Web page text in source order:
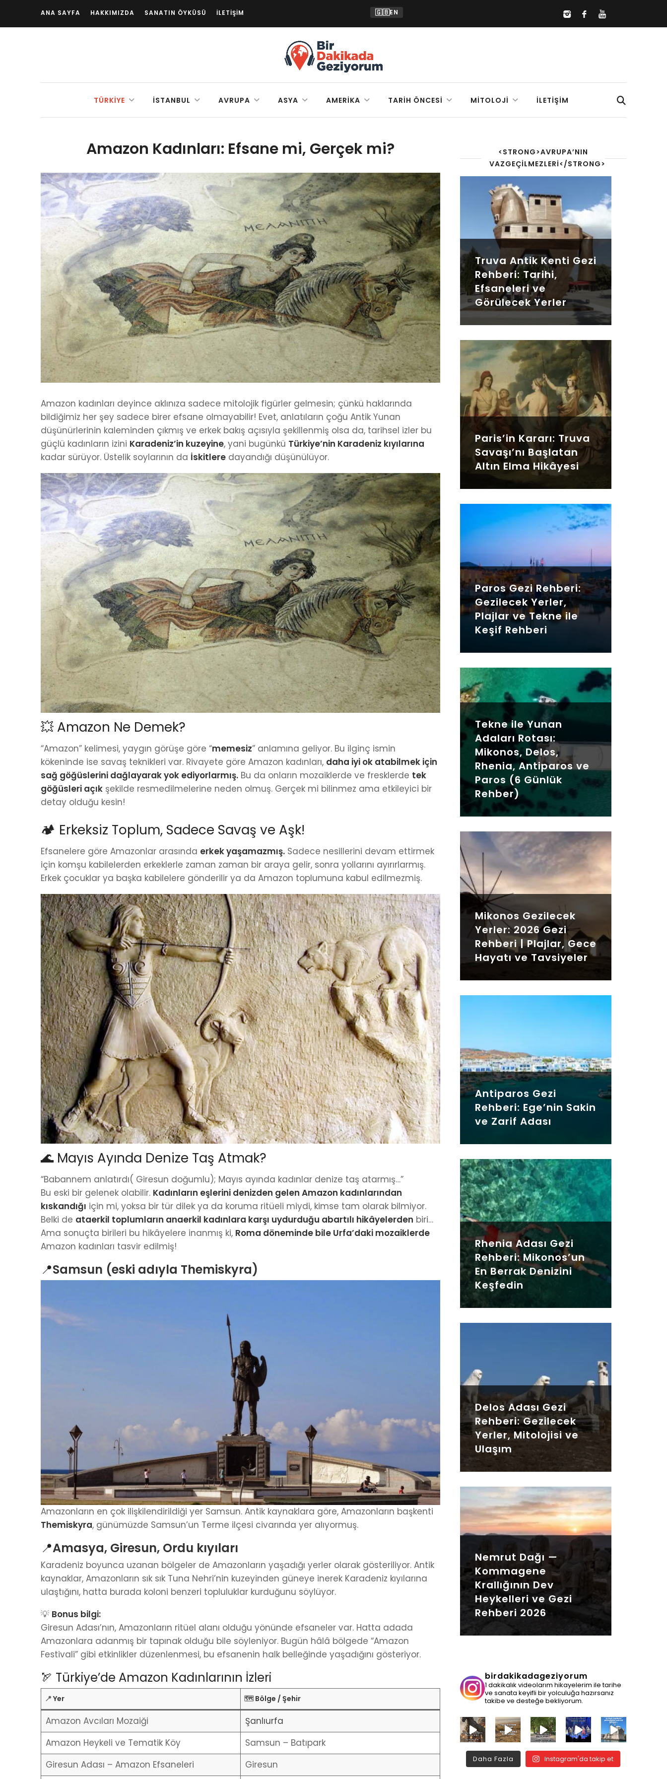
ANA SAYFA HAKKIMIZDA SANATIN ÖYKÜSÜ İLETIŞIM 🇬🇧EN
TÜRKIYE İSTANBUL AVRUPA ASYA AMERIKA TARIH ÖNCESI MITOLOJI İLETIŞIM
Amazon Kadınları: Efsane mi, Gerçek mi?
Amazon kadınları deyince aklınıza sadece mitolojik figürler gelmesin; çünkü haklarında
bildiğimiz her şey sadece birer efsane olmayabilir! Evet, anlatıların çoğu Antik Yunan
düşünürlerinin kaleminden çıkmış ve erkek bakış açısıyla şekillenmiş olsa da, tarihsel izler bu
güçlü kadınların izini Karadeniz’in kuzeyine, yani bugünkü Türkiye’nin Karadeniz kıyılarına
kadar sürüyor. Üstelik soylarının da İskitlere dayandığı düşünülüyor.
💥 Amazon Ne Demek?
“Amazon” kelimesi, yaygın görüşe göre “memesiz” anlamına geliyor. Bu ilginç ismin
kökeninde ise savaş teknikleri var. Rivayete göre Amazon kadınları, daha iyi ok atabilmek için
sağ göğüslerini dağlayarak yok ediyorlarmış. Bu da onların mozaiklerde ve fresklerde tek
göğüsleri açık şekilde resmedilmelerine neden olmuş. Gerçek mi bilinmez ama etkileyici bir
detay olduğu kesin!
🏕️ Erkeksiz Toplum, Sadece Savaş ve Aşk!
Efsanelere göre Amazonlar arasında erkek yaşamazmış. Sadece nesillerini devam ettirmek
için komşu kabilelerden erkeklerle zaman zaman bir araya gelir, sonra yollarını ayırırlarmış.
Erkek çocuklar ya başka kabilelere gönderilir ya da Amazon toplumuna kabul edilmezmiş.
🌊 Mayıs Ayında Denize Taş Atmak?
“Babannem anlatırdı( Giresun doğumlu); Mayıs ayında kadınlar denize taş atarmış…”
Bu eski bir gelenek olabilir. Kadınların eşlerini denizden gelen Amazon kadınlarından
kıskandığı için mi, yoksa bir tür dilek ya da koruma ritüeli miydi, kimse tam olarak bilmiyor.
Belki de ataerkil toplumların anaerkil kadınlara karşı uydurduğu abartılı hikâyelerden biri…
Ama sonuçta birileri bu hikâyelere inanmış ki, Roma döneminde bile Urfa’daki mozaiklerde
Amazon kadınları tasvir edilmiş!
📍Samsun (eski adıyla Themiskyra)
Amazonların en çok ilişkilendirildiği yer Samsun. Antik kaynaklara göre, Amazonların başkenti
Themiskyra, günümüzde Samsun’un Terme ilçesi civarında yer alıyormuş.
📍Amasya, Giresun, Ordu kıyıları
Karadeniz boyunca uzanan bölgeler de Amazonların yaşadığı yerler olarak gösteriliyor. Antik
kaynaklar, Amazonların sık sık Tuna Nehri’nin kuzeyinden güneye inerek Karadeniz kıyılarına
ulaştığını, hatta burada koloni benzeri topluluklar kurduğunu söylüyor.
💡 Bonus bilgi:
Giresun Adası’nın, Amazonların ritüel alanı olduğu yönünde efsaneler var. Hatta adada
Amazonlara adanmış bir tapınak olduğu bile söyleniyor. Bugün hâlâ bölgede “Amazon
Festivali” gibi etkinlikler düzenlenmesi, bu efsanenin halk belleğinde yaşadığını gösteriyor.
🏹 Türkiye’de Amazon Kadınlarının İzleri
📍 Yer 🗺️ Bölge / Şehir
Amazon Avcıları Mozaiği
Şanlıurfa
Amazon Heykeli ve Tematik Köy
Samsun – Batıpark
Giresun Adası – Amazon Efsaneleri
Giresun
<STRONG>AVRUPA’NIN
VAZGEÇILMEZLERI</STRONG>
Truva Antik Kenti Gezi
Rehberi: Tarihi,
Efsaneleri ve
Görülecek Yerler
Paris’in Kararı: Truva
Savaşı’nı Başlatan
Altın Elma Hikâyesi
Paros Gezi Rehberi:
Gezilecek Yerler,
Plajlar ve Tekne ile
Keşif Rehberi
Tekne ile Yunan
Adaları Rotası:
Mikonos, Delos,
Rhenia, Antiparos ve
Paros (6 Günlük
Rehber)
Mikonos Gezilecek
Yerler: 2026 Gezi
Rehberi | Plajlar, Gece
Hayatı ve Tavsiyeler
Antiparos Gezi
Rehberi: Ege’nin Sakin
ve Zarif Adası
Rhenia Adası Gezi
Rehberi: Mikonos’un
En Berrak Denizini
Keşfedin
Delos Adası Gezi
Rehberi: Gezilecek
Yerler, Mitolojisi ve
Ulaşım
Nemrut Dağı —
Kommagene
Krallığının Dev
Heykelleri ve Gezi
Rehberi 2026
birdakikadageziyorum
1 dakikalık videolarım hikayelerim ile tarihe
ve sanata keyifli bir yolculuğa hazırsanız
takibe ve desteğe bekliyorum.
Daha Fazla Instagram'da takip et